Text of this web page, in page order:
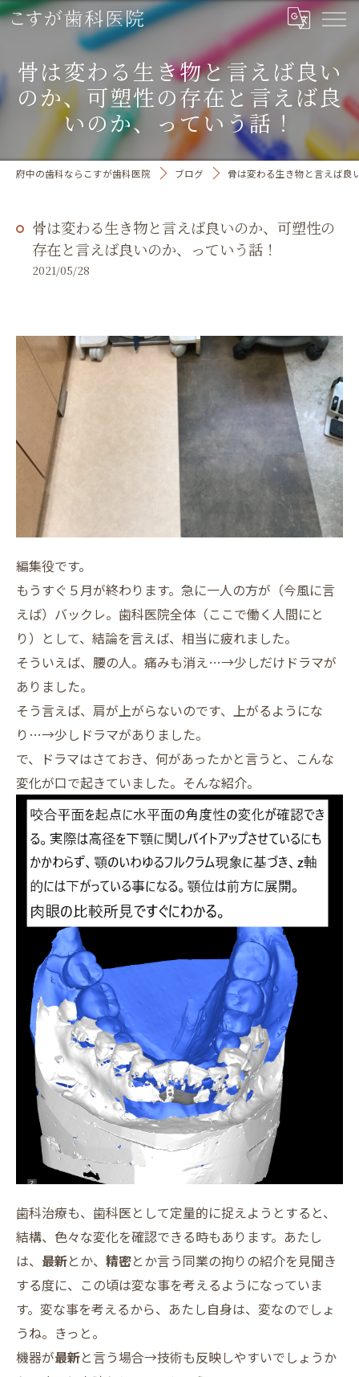
骨は変わる生き物と言えば良い
のか、可塑性の存在と言えば良
いのか、っていう話！
府中の歯科ならこすが歯科医院 ブログ 骨は変わる生き物と言えば良
骨は変わる生き物と言えば良いのか、可塑性の
存在と言えば良いのか、っていう話！
2021/05/28
編集役です。
もうすぐ５月が終わります。急に一人の方が（今風に言
えば）バックレ。歯科医院全体（ここで働く人間にと
り）として、結論を言えば、相当に疲れました。
そういえば、腰の人。痛みも消え…→少しだけドラマが
ありました。
そう言えば、肩が上がらないのです、上がるようにな
り…→少しドラマがありました。
で、ドラマはさておき、何があったかと言うと、こんな
変化が口で起きていました。そんな紹介。
歯科治療も、歯科医として定量的に捉えようとすると、
結構、色々な変化を確認できる時もあります。あたし
は、 最新とか、 精密とか言う同業の拘りの紹介を見聞き
する度に、この頃は変な事を考えるようになっていま
す。変な事を考えるから、あたし自身は、変なのでしょ
うね。きっと。
機器が最新と言う場合→技術も反映しやすいでしょうか